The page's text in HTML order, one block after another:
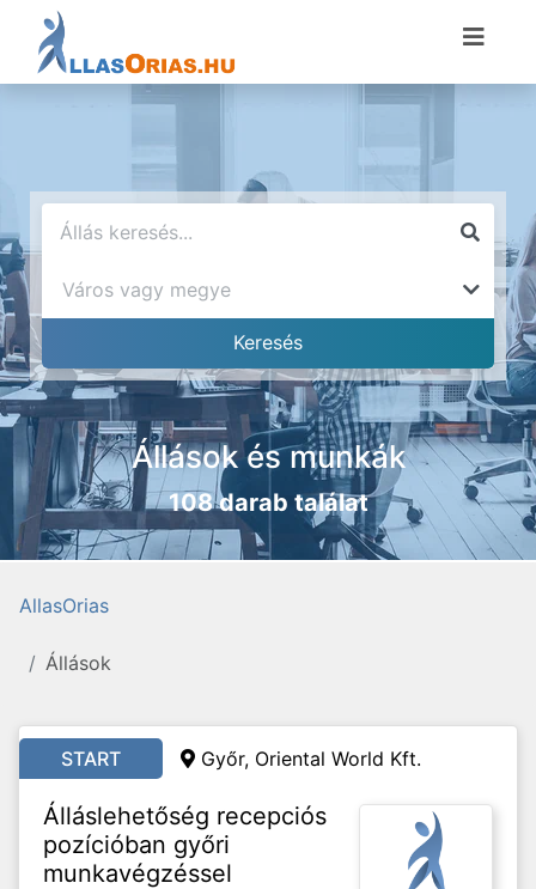
Állások és munkák
108 darab találat
AllasOrias
Állások
START Győr, Oriental World Kft.
Álláslehetőség recepciós
pozícióban győri
munkavégzéssel